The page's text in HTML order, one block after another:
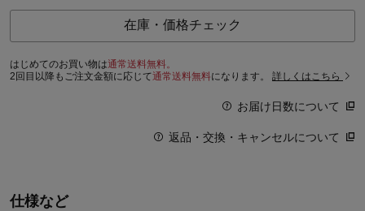
在庫・価格チェック
はじめてのお買い物は通常送料無料。
2回目以降もご注文金額に応じて通常送料無料になります。 詳しくはこちら
お届け日数について
返品・交換・キャンセルについて
仕様など